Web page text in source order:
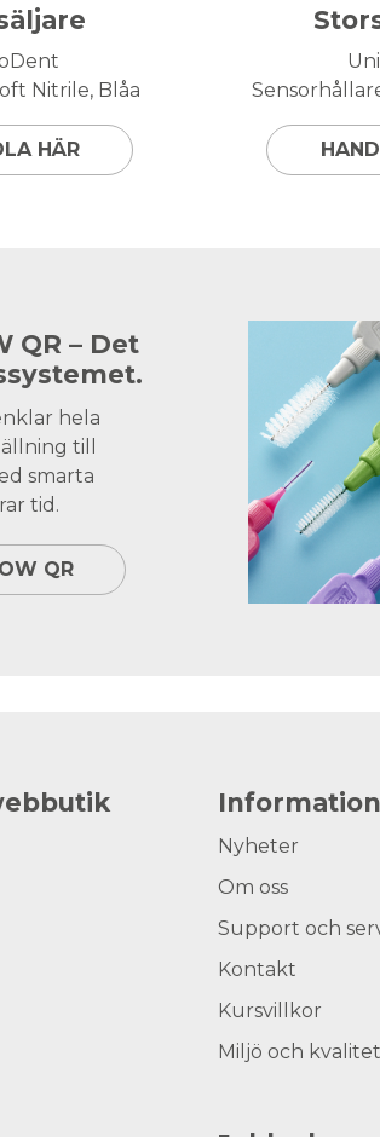
Nitrile, Blåa
HÄR
QR – Det
hela
till
smarta
tid.
QR
Information
Nyheter
Om oss
Support och
Kontakt
Kursvillkor
Miljö och kvalitet